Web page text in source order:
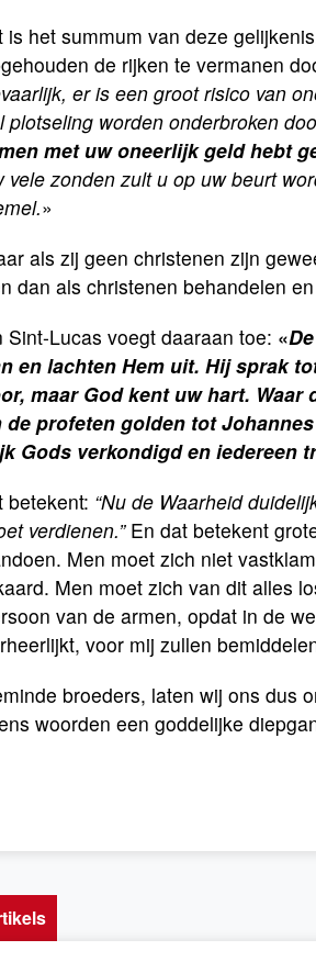
is het summum van deze
de rijken te vermanen
er is een groot risico van
plotseling worden onderbroken
met uw oneerlijk geld hebt
vele zonden zult u op uw beurt
»
als zij geen christenen zijn
dan als christenen behandelen
Sint-Lucas voegt daaraan toe: «
en lachten Hem uit. Hij sprak
maar God kent uw hart.
de profeten golden tot
Gods verkondigd en iedereen
betekent: “Nu de Waarheid
verdienen.” En dat betekent
Men moet zich niet
Men moet zich van dit alles
van de armen, opdat in de
voor mij zullen
broeders, laten wij ons dus
woorden een goddelijke